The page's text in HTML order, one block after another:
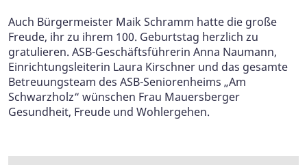
Auch Bürgermeister Maik Schramm hatte die große
Freude, ihr zu ihrem 100. Geburtstag herzlich zu
gratulieren. ASB-Geschäftsführerin Anna Naumann,
Einrichtungsleiterin Laura Kirschner und das gesamte
Betreuungsteam des ASB-Seniorenheims „Am
Schwarzholz“ wünschen Frau Mauersberger
Gesundheit, Freude und Wohlergehen.